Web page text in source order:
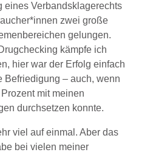
eines Verbandsklagerechts
zwei große
gelungen.
kämpfe ich
hier war der Erfolg einfach
Befriedigung – auch, wenn
mit meinen
durchsetzen konnte.
viel auf einmal. Aber das
bei vielen meiner